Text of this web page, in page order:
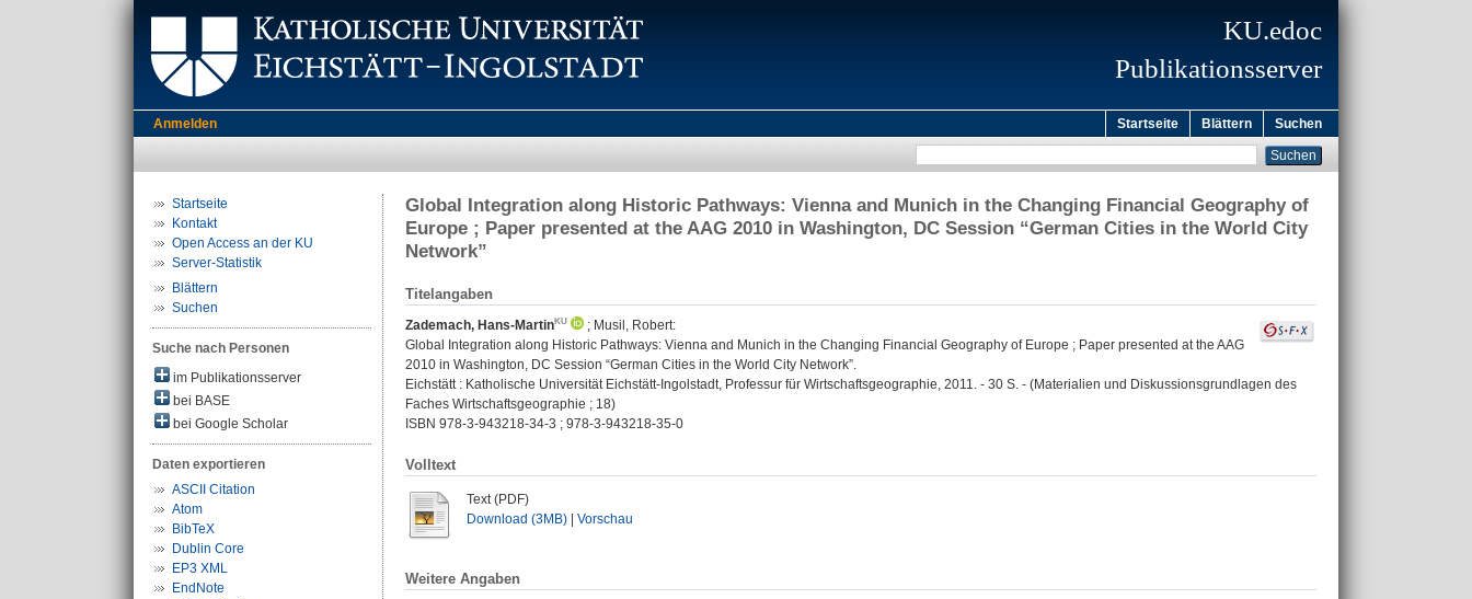
KU.edoc
Publikationsserver
Anmelden Startseite Blättern Suchen
Startseite
Kontakt
Open Access an der KU
Server-Statistik
Blättern
Suchen
Suche nach Personen
im Publikationsserver
bei BASE
bei Google Scholar
Daten exportieren
ASCII Citation
Atom
BibTeX
Dublin Core
EP3 XML
EndNote
Global Integration along Historic Pathways: Vienna and Munich in the Changing Financial Geography of
Europe ; Paper presented at the AAG 2010 in Washington, DC Session “German Cities in the World City
Network”
Titelangaben
Zademach, Hans-Martin ; Musil, Robert:
Global Integration along Historic Pathways: Vienna and Munich in the Changing Financial Geography of Europe ; Paper presented at the AAG
2010 in Washington, DC Session “German Cities in the World City Network”.
Eichstätt : Katholische Universität Eichstätt-Ingolstadt, Professur für Wirtschaftsgeographie, 2011. - 30 S. - (Materialien und Diskussionsgrundlagen des
Faches Wirtschaftsgeographie ; 18)
ISBN 978-3-943218-34-3 ; 978-3-943218-35-0
Volltext
Text (PDF)
Download (3MB)
Vorschau
Weitere Angaben